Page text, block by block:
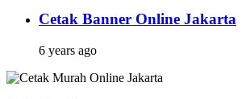
Cetak Banner Online Jakarta
6 years ago